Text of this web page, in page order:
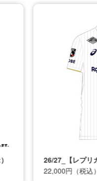
26/27_【レプリ
22,000円（税込）